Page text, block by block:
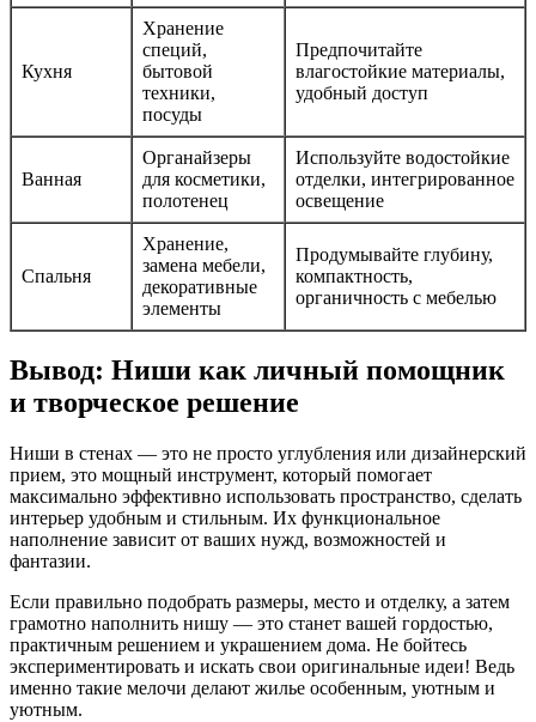
Кухня
Хранение
специй,
бытовой
техники,
посуды
Предпочитайте
влагостойкие материалы,
удобный доступ
Ванная
Органайзеры
для косметики,
полотенец
Используйте водостойкие
отделки, интегрированное
освещение
Спальня
Хранение,
замена мебели,
декоративные
элементы
Продумывайте глубину,
компактность,
органичность с мебелью
Вывод: Ниши как личный помощник
и творческое решение
Ниши в стенах — это не просто углубления или дизайнерский
прием, это мощный инструмент, который помогает
максимально эффективно использовать пространство, сделать
интерьер удобным и стильным. Их функциональное
наполнение зависит от ваших нужд, возможностей и
фантазии.
Если правильно подобрать размеры, место и отделку, а затем
грамотно наполнить нишу — это станет вашей гордостью,
практичным решением и украшением дома. Не бойтесь
экспериментировать и искать свои оригинальные идеи! Ведь
именно такие мелочи делают жилье особенным, уютным и
уютным.